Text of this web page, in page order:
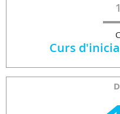
Curs